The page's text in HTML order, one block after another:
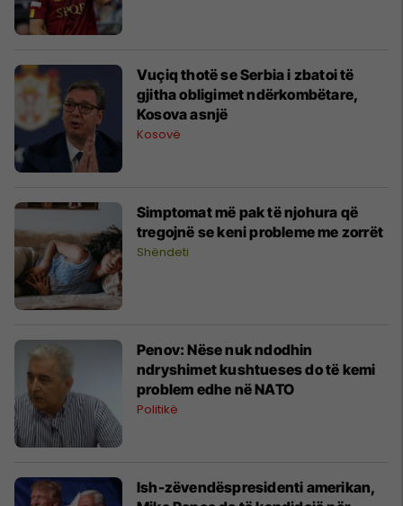
Vuçiq thotë se Serbia i zbatoi të
gjitha obligimet ndërkombëtare,
Kosova asnjë
Kosovë
Simptomat më pak të njohura që
tregojnë se keni probleme me zorrët
Shëndeti
Penov: Nëse nuk ndodhin
ndryshimet kushtueses do të kemi
problem edhe në NATO
Politikë
Ish-zëvendëspresidenti amerikan,